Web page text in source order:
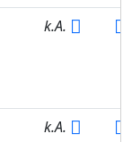
k.A.
k.A.